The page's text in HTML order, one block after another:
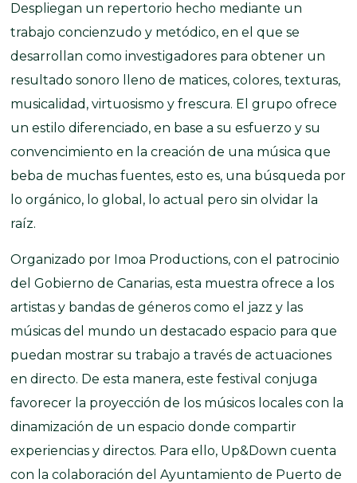
Despliegan un repertorio hecho mediante un
trabajo concienzudo y metódico, en el que se
desarrollan como investigadores para obtener un
resultado sonoro lleno de matices, colores, texturas,
musicalidad, virtuosismo y frescura. El grupo ofrece
un estilo diferenciado, en base a su esfuerzo y su
convencimiento en la creación de una música que
beba de muchas fuentes, esto es, una búsqueda por
lo orgánico, lo global, lo actual pero sin olvidar la
raíz.
Organizado por Imoa Productions, con el patrocinio
del Gobierno de Canarias, esta muestra ofrece a los
artistas y bandas de géneros como el jazz y las
músicas del mundo un destacado espacio para que
puedan mostrar su trabajo a través de actuaciones
en directo. De esta manera, este festival conjuga
favorecer la proyección de los músicos locales con la
dinamización de un espacio donde compartir
experiencias y directos. Para ello, Up&Down cuenta
con la colaboración del Ayuntamiento de Puerto de